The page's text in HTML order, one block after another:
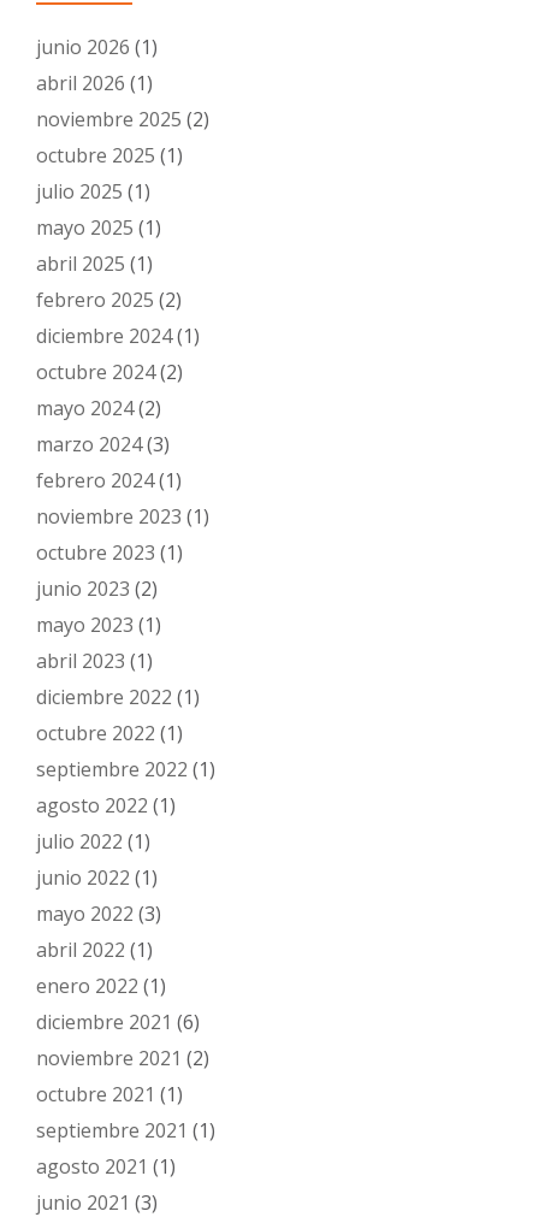
junio 2026 (1)
abril 2026 (1)
noviembre 2025 (2)
octubre 2025 (1)
julio 2025 (1)
mayo 2025 (1)
abril 2025 (1)
febrero 2025 (2)
diciembre 2024(1)
octubre 2024(2)
mayo 2024(2)
marzo 2024(3)
febrero 2024(1)
noviembre 2023 (1)
octubre 2023 (1)
junio 2023 (2)
mayo 2023 (1)
abril 2023 (1)
diciembre 2022 (1)
octubre 2022 (1)
septiembre 2022 (1)
agosto 2022 (1)
julio 2022 (1)
junio 2022 (1)
mayo 2022 (3)
abril 2022 (1)
enero 2022 (1)
diciembre 2021 (6)
noviembre 2021 (2)
octubre 2021 (1)
septiembre 2021 (1)
agosto 2021 (1)
junio 2021 (3)